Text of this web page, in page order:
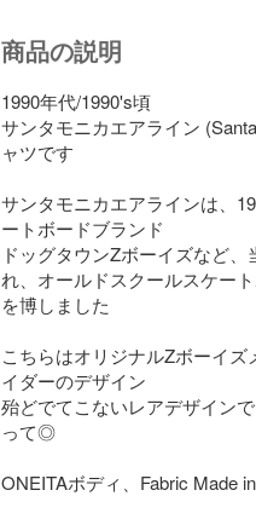
商品の説明
1990年代/1990's頃
サンタモニカエアライン
ャツです
サンタモニカエアラインは、
ートボードブランド
ドッグタウンZボーイズなど
れ、オールドスクールスケー
を博しました
こちらはオリジナルZボーイ
イダーのデザイン
殆どでてこないレアデザイン
って◎
ONEITAボディ、Fabric Made